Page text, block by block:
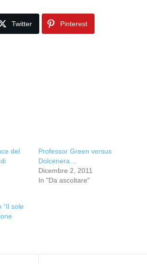
Twitter Pinterest
del
Professor Green versus
Dolcenera…
Dicembre 2, 2011
In "Da ascoltare"
“Il sole